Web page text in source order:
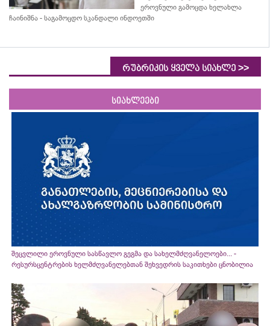
ეროვნული გამოცდა ხელახლა
ჩაინიშნა - საგამოცდო სკანდალი ინდოეთში
რუბრიკის ყველა სიახლე >>
სიახლეები
შეცვლილი ეროვნული სასწავლო გეგმა და სახელმძღვანელოები... -
რესურსცენტრების ხელმძღვანელებთან შეხვედრის საკითხები ცნობილია